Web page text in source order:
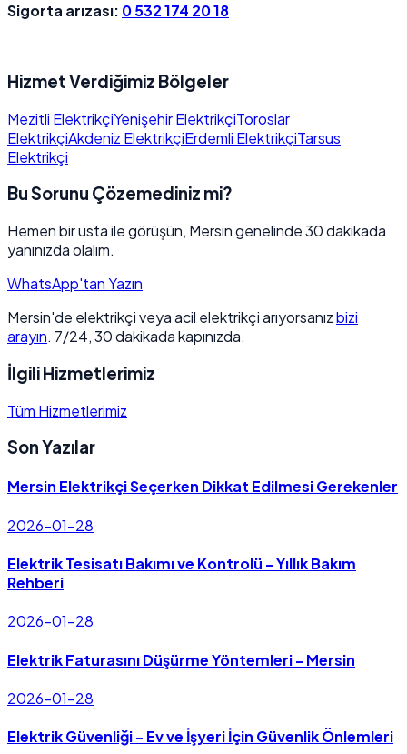
Sigorta arızası: 0 532 174 20 18
Hizmet Verdiğimiz Bölgeler
Mezitli ElektrikçiYenişehir ElektrikçiToroslar
ElektrikçiAkdeniz ElektrikçiErdemli ElektrikçiTarsus
Elektrikçi
Bu Sorunu Çözemediniz mi?
Hemen bir usta ile görüşün, Mersin genelinde 30 dakikada
yanınızda olalım.
WhatsApp'tan Yazın
Mersin'de elektrikçi veya acil elektrikçi arıyorsanızbizi
arayın. 7/24, 30 dakikada kapınızda.
İlgili Hizmetlerimiz
Tüm Hizmetlerimiz
Son Yazılar
Mersin Elektrikçi Seçerken Dikkat Edilmesi Gerekenler
2026-01-28
Elektrik Tesisatı Bakımı ve Kontrolü - Yıllık Bakım
Rehberi
2026-01-28
Elektrik Faturasını Düşürme Yöntemleri - Mersin
2026-01-28
Elektrik Güvenliği - Ev ve İşyeri İçin Güvenlik Önlemleri